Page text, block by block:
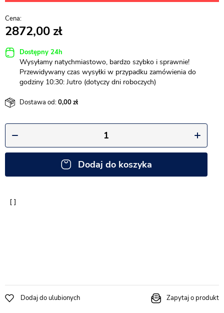
2872,00
Dostępny 24h
Wysyłamy natychmiastowo, bardzo szybko i sprawnie!
Przewidywany czas wysyłki w przypadku zamówienia do
godziny 10:30: Jutro (dotyczy dni roboczych)
Dostawa od:0,00
Dodaj do koszyka
Dodaj do ulubionych Zapytaj o produkt